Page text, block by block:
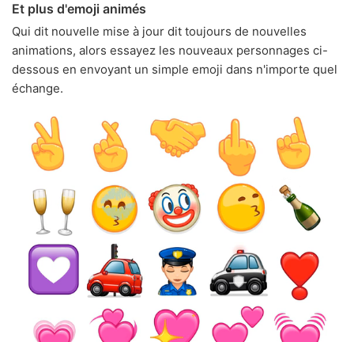
Et plus d'emoji animés
Qui dit nouvelle mise à jour dit toujours de nouvelles
animations, alors essayez les nouveaux personnages ci-
dessous en envoyant un simple emoji dans n'importe quel
échange.